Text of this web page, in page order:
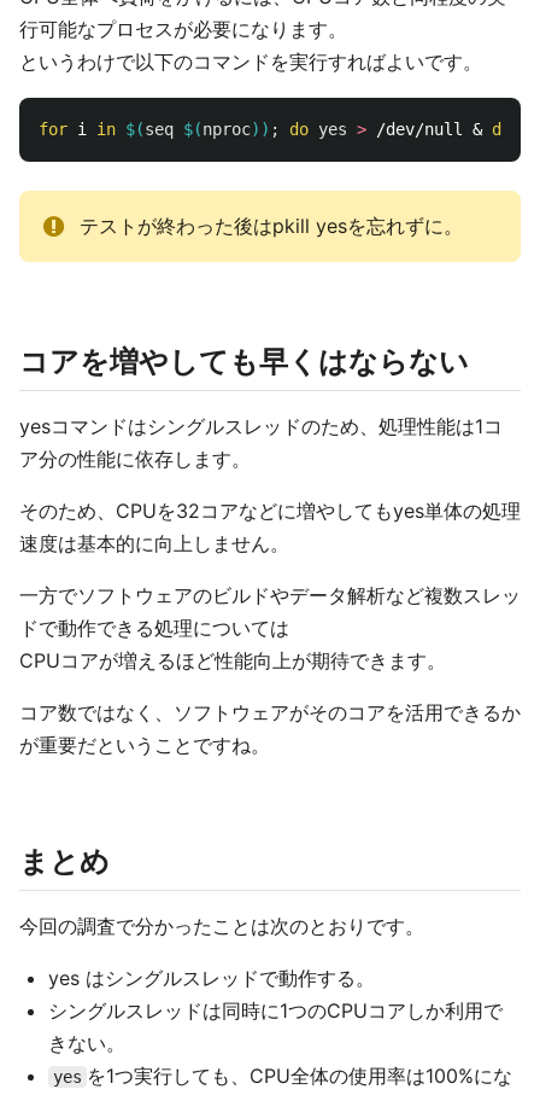
行可能なプロセスが必要になります。
というわけで以下のコマンドを実行すればよいです。
for i in $(seq $(nproc)) ; do yes > /dev/null & done
テストが終わった後はpkill yesを忘れずに。
コアを増やしても早くはならない
yesコマンドはシングルスレッドのため、処理性能は1コ
ア分の性能に依存します。
そのため、CPUを32コアなどに増やしてもyes単体の処理
速度は基本的に向上しません。
一方でソフトウェアのビルドやデータ解析など複数スレッ
ドで動作できる処理については
CPUコアが増えるほど性能向上が期待できます。
コア数ではなく、ソフトウェアがそのコアを活用できるか
が重要だということですね。
まとめ
今回の調査で分かったことは次のとおりです。
yes はシングルスレッドで動作する。
シングルスレッドは同時に1つのCPUコアしか利用で
きない。
yes を1つ実行しても、CPU全体の使用率は100%にな